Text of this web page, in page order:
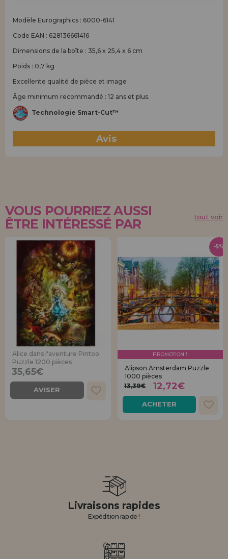
Modèle Eurographics : 6000-6141
Code EAN : 628136661416
Dimensions de la boîte : 35,6 x 25,4 x 6 cm
Poids : 0,7 kg
Excellente qualité de pièce et image
Âge minimum recommandé : 12 ans et plus.
Technologie Smart-Cut™
Avis
VOUS POURRIEZ AUSSI
ÊTRE INTÉRESSÉ PAR
tout voir
Alice dans l'aventure Pintoo
Puzzle 1200 pièces
35,65€
AVISER
PROMOTION !
Alipson Amsterdam Puzzle
1000 pièces
13,39€
12,72€
ACHETER
-5%
Livraisons rapides
Expédition rapide !